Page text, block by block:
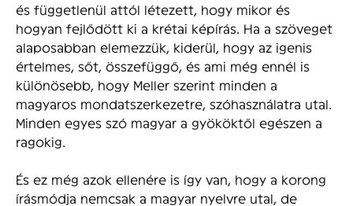
és függetlenül attól létezett, hogy mikor és
hogyan fejlődött ki a krétai képírás. Ha a szöveget
alaposabban elemezzük, kiderül, hogy az igenis
értelmes, sőt, összefüggő, és ami még ennél is
különösebb, hogy Meller szerint minden a
magyaros mondatszerkezetre, szóhasználatra utal.
Minden egyes szó magyar a gyököktől egészen a
ragokig.
És ez még azok ellenére is így van, hogy a korong
írásmódja nemcsak a magyar nyelvre utal, de